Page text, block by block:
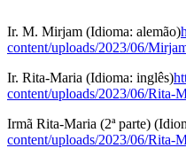
Ir. M. Mirjam (Idioma: alemão)
content/uploads/2023/06/
Ir. Rita-Maria (Idioma: inglês)
content/uploads/2023/06/Rita-
Irmã Rita-Maria (2ª parte)
content/uploads/2023/06/Rita-